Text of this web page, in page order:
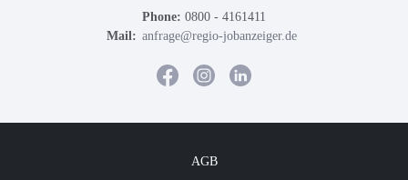
Phone: 0800 - 4161411
Mail: anfrage@regio-jobanzeiger.de
AGB